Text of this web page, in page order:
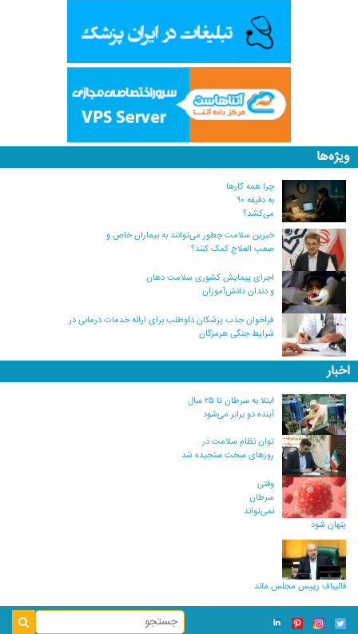
ویژه‌ها
چرا همه کارها
به دقیقه ۹۰
می‌کشد؟
خیرین سلامت چطور می‌توانند به بیماران خاص و
صعب العلاج کمک کنند؟
اجرای پیمایش کشوری سلامت دهان
و دندان دانش‌آموزان
فراخوان جذب پزشکان داوطلب برای ارائه خدمات درمانی در
شرایط جنگی هرمزگان
اخبار
ابتلا به سرطان تا ۲۵ سال
آینده دو برابر می‌شود
توان نظام سلامت در
روزهای سخت سنجیده شد
وقتی
سرطان
نمی‌تواند
پنهان شود
قالیباف رییس مجلس ماند